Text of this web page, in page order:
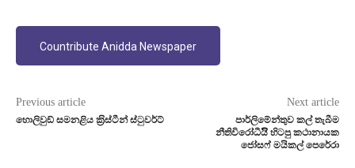
Countribute Anidda Newspaper
Previous article
හොලිවුඞ් සමනළිය ක‍්‍රිස්ටීන් ස්ටුවර්ට්
Next article
පාර්ලිමේන්තුව කල් තැබීම
නීතිවිරෝධීයිි හිටපු කථානායක
ජෝසෆ් මයිකල් පෙරේරා